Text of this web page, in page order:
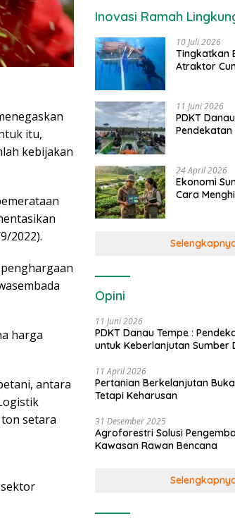
itu,
kebijakan
2022).
harga
antara
setara
Inovasi Ramah
10 Juli 2026
Tingkatkan
Atraktor
11 Juni 2026
PDKT
24 April 2026
Ekonomi
Cara
Opini
11 Juni 2026
PDKT Danau Tempe :
untuk Keberlanjutan Sumber
11 April 2026
Pertanian Berkelanjutan
Tetapi Keharusan
31 Desember 2025
Agroforestri Solusi
Kawasan Rawan Bencana